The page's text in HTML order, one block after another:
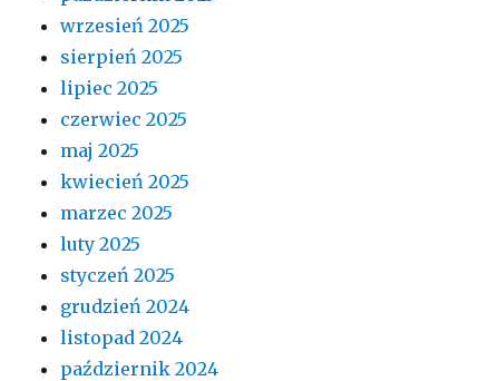
wrzesień 2025
sierpień 2025
lipiec 2025
czerwiec 2025
maj 2025
kwiecień 2025
marzec 2025
luty 2025
styczeń 2025
grudzień 2024
listopad 2024
październik 2024